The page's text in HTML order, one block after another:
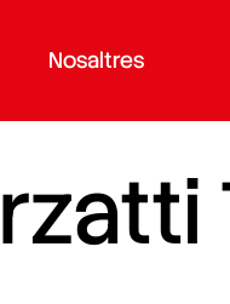
Nosaltres